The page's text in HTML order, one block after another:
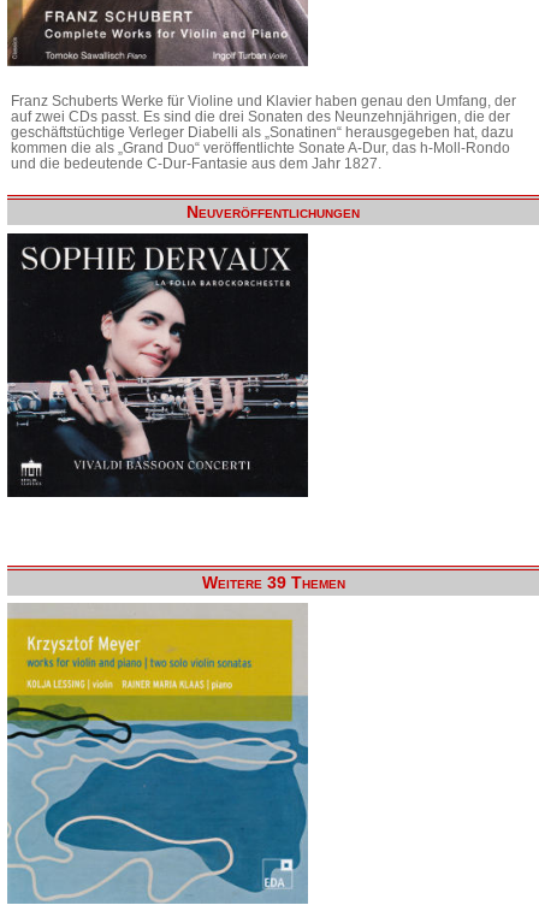
Franz Schuberts Werke für Violine und Klavier haben genau den Umfang, der
auf zwei CDs passt. Es sind die drei Sonaten des Neunzehnjährigen, die der
geschäftstüchtige Verleger Diabelli als „Sonatinen“ herausgegeben hat, dazu
kommen die als „Grand Duo“ veröffentlichte Sonate A-Dur, das h-Moll-Rondo
und die bedeutende C-Dur-Fantasie aus dem Jahr 1827.
Neuveröffentlichungen
Weitere 39 Themen